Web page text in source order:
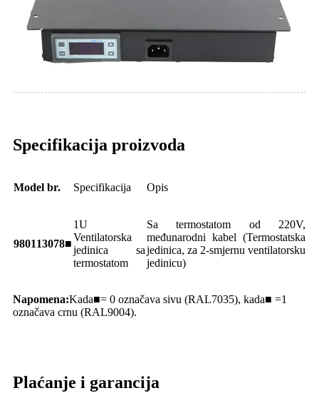
Specifikacija proizvoda
Model br. Specifikacija Opis
980113078■
1U
Ventilatorska
jedinica sa
termostatom
Sa termostatom od 220V,
međunarodni kabel (Termostatska
jedinica, za 2-smjernu ventilatorsku
jedinicu)
Napomena:Kada■= 0 označava sivu (RAL7035), kada■ =1
označava crnu (RAL9004).
Plaćanje i garancija